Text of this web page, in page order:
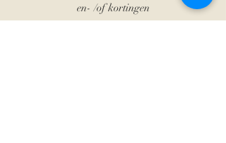
en- /of kortingen